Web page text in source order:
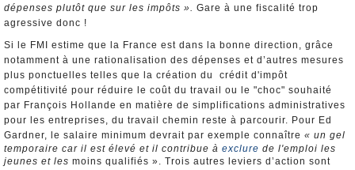
dépenses plutôt que sur les impôts ». Gare à une fiscalité trop
agressive donc !
Si le FMI estime que la France est dans la bonne direction, grâce
notamment à une rationalisation des dépenses et d’autres mesures
plus ponctuelles telles que la création du crédit d'impôt
compétitivité pour réduire le coût du travail ou le "choc" souhaité
par François Hollande en matière de simplifications administratives
pour les entreprises, du travail chemin reste à parcourir. Pour Ed
Gardner, le salaire minimum devrait par exemple connaître « un gel
temporaire car il est élevé et il contribue à exclure de l'emploi les
jeunes et les moins qualifiés ». Trois autres leviers d’action sont